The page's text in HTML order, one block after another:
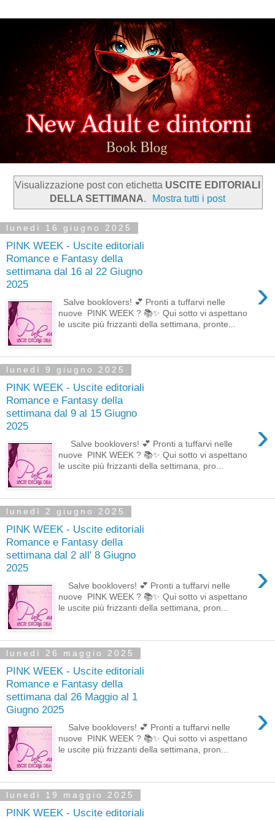
Visualizzazione post con etichetta USCITE EDITORIALI
DELLA SETTIMANA. Mostra tutti i post
lunedì 16 giugno 2025
PINK WEEK - Uscite editoriali
Romance e Fantasy della
settimana dal 16 al 22 Giugno
2025
›
Salve booklovers! 💕 Pronti a tuffarvi nelle
nuove PINK WEEK ? 📚✨ Qui sotto vi aspettano
le uscite più frizzanti della settimana, pronte...
lunedì 9 giugno 2025
PINK WEEK - Uscite editoriali
Romance e Fantasy della
settimana dal 9 al 15 Giugno
2025
›
Salve booklovers! 💕 Pronti a tuffarvi nelle
nuove PINK WEEK ? 📚✨ Qui sotto vi aspettano
le uscite più frizzanti della settimana, pro...
lunedì 2 giugno 2025
PINK WEEK - Uscite editoriali
Romance e Fantasy della
settimana dal 2 all' 8 Giugno
2025
›
Salve booklovers! 💕 Pronti a tuffarvi nelle
nuove PINK WEEK ? 📚✨ Qui sotto vi aspettano
le uscite più frizzanti della settimana, pron...
lunedì 26 maggio 2025
PINK WEEK - Uscite editoriali
Romance e Fantasy della
settimana dal 26 Maggio al 1
Giugno 2025
›
Salve booklovers! 💕 Pronti a tuffarvi nelle
nuove PINK WEEK ? 📚✨ Qui sotto vi aspettano
le uscite più frizzanti della settimana, pron...
lunedì 19 maggio 2025
PINK WEEK - Uscite editoriali